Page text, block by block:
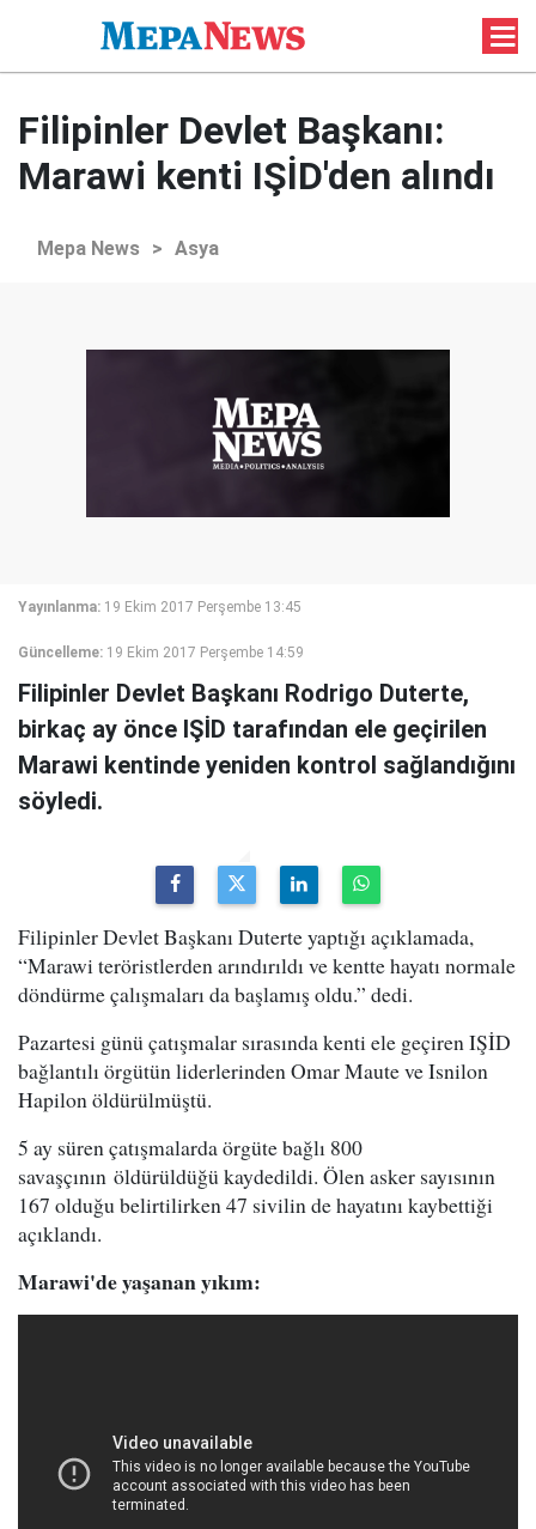
Filipinler Devlet Başkanı:
Marawi kenti IŞİD'den alındı
Mepa News > Asya
Yayınlanma: 19 Ekim 2017 Perşembe 13:45
Güncelleme: 19 Ekim 2017 Perşembe 14:59
Filipinler Devlet Başkanı Rodrigo Duterte,
birkaç ay önce IŞİD tarafından ele geçirilen
Marawi kentinde yeniden kontrol sağlandığını
söyledi.
Filipinler Devlet Başkanı Duterte yaptığı açıklamada,
“Marawi teröristlerden arındırıldı ve kentte hayatı normale
döndürme çalışmaları da başlamış oldu.” dedi.
Pazartesi günü çatışmalar sırasında kenti ele geçiren IŞİD
bağlantılı örgütün liderlerinden Omar Maute ve Isnilon
Hapilon öldürülmüştü.
5 ay süren çatışmalarda örgüte bağlı 800
savaşçının öldürüldüğü kaydedildi. Ölen asker sayısının
167 olduğu belirtilirken 47 sivilin de hayatını kaybettiği
açıklandı.
Marawi'de yaşanan yıkım: